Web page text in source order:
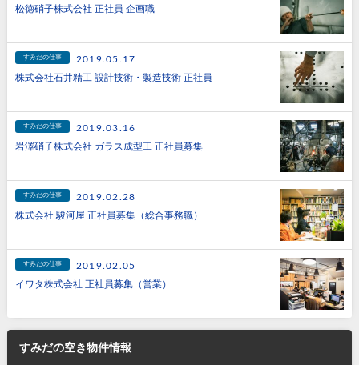
松徳硝子株式会社 正社員 企画職
すみだの仕事
2019.05.17
株式会社石井精工 設計技術・製造技術 正社員
すみだの仕事
2019.03.16
岩澤硝子株式会社 ガラス成型工 正社員募集
すみだの仕事
2019.02.28
株式会社 駿河屋 正社員募集（総合事務職）
すみだの仕事
2019.02.05
イワタ株式会社 正社員募集（営業）
すみだの空き物件情報